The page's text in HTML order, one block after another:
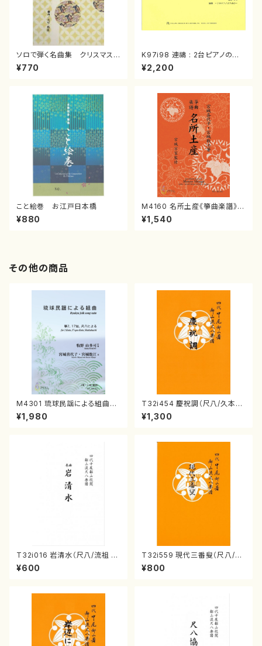
ソロで弾く名曲集 クリスマス・
イブ／恋人がサンタクロース(
箏独奏 /大平光美 編曲/楽
¥770
K97i98 連禱 : 2台ピアノのた
めの（2 Pianos / 菊池 幸夫 /
楽譜）
¥2,200
こと絵巻 お江戸日本橋
¥880
M4160 名所土産《箏曲楽譜》
（箏/宮城喜代子・宮城数江著・
宮城宗家監修/箏曲古典楽譜）
¥1,540
その他の商品
M4301 琉球民謡による組曲
（箏/牧野由多可作曲/宮城喜代
子・宮城数江著/箏曲楽譜）
¥1,980
T32i454 慶祝調（尺八/久本玄
智/楽譜）都山流公刊楽譜曲番:2
161
¥1,300
T32i016 岩清水（尺八/流祖 中
尾都山/楽譜）都山：15
¥600
T32i559 現代三番叟（尺八/杵
屋正邦/楽譜）都山流公刊楽譜曲
番:2269
¥800